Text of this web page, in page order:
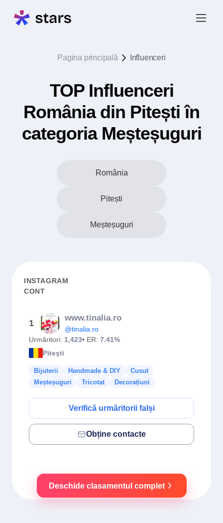
Pagina principală Influenceri
TOP Influenceri
România din Pitești în
categoria Meșteșuguri
România
Pitești
Meșteșuguri
INSTAGRAM
CONT
1
www.tinalia.ro
@tinalia.ro
Urmăritori: 1,423• ER: 7.41%
Piteşti
Bijuterii Handmade & DIY
Cusut
Meșteșuguri
Tricotat Decorațiuni
Verifică urmăritorii falși
Obține contacte
Deschide clasamentul complet